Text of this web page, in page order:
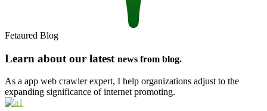
Fetaured Blog
Learn about our latest news from blog.
As a app web crawler expert, I help organizations adjust to the
expanding significance of internet promoting.